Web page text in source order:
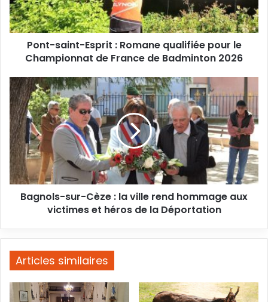
pour
le
Championnat
France
Badminton
2026
Pont-saint-Esprit : Romane qualifiée pour le
Championnat de France de Badminton 2026
Bagnols-
sur-
Cèze
:
la
ville
rend
hommage
aux
victimes
Déportation
Bagnols-sur-Cèze : la ville rend hommage aux
victimes et héros de la Déportation
Articles similaires